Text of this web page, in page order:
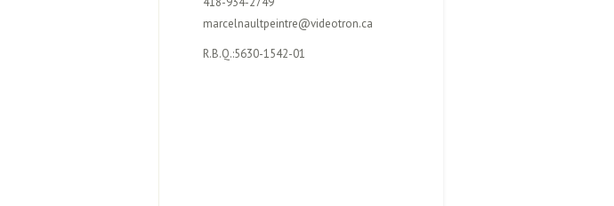
marcelnaultpeintre@videotron.ca
R.B.Q.:5630-1542-01